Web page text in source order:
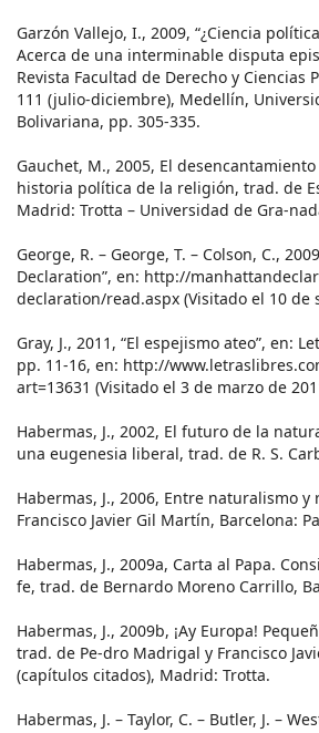
Garzón Vallejo, I., 2009, “¿Ciencia
Acerca de una interminable disputa
Revista Facultad de Derecho y Ciencias
111 (julio-diciembre), Medellín,
Bolivariana, pp. 305-335.
Gauchet, M., 2005, El
historia política de la religión, trad. de
Madrid: Trotta – Universidad de Gra-
George, R. – George, T. – Colson, C.,
Declaration”, en: http://
declaration/read.aspx (Visitado el 10 de
Gray, J., 2011, “El espejismo ateo”, en:
pp. 11-16, en: http://
art=13631 (Visitado el 3 de marzo de
Habermas, J., 2002, El futuro de la
una eugenesia liberal, trad. de R. S.
Habermas, J., 2006, Entre naturalismo
Francisco Javier Gil Martín, Barcelona:
Habermas, J., 2009a, Carta al Papa.
fe, trad. de Bernardo Moreno Carrillo,
Habermas, J., 2009b, ¡Ay Europa!
trad. de Pe-dro Madrigal y Francisco
(capítulos citados), Madrid: Trotta.
Habermas, J. – Taylor, C. – Butler, J. –